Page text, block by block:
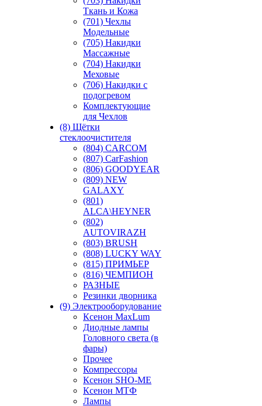
Ткань и Кожа
(701) Чехлы
Модельные
(705) Накидки
Массажные
(704) Накидки
Меховые
(706) Накидки с
подогревом
Комплектующие
для Чехлов
(8) Щётки
стеклоочистителя
(804) CARCOM
(807) CarFashion
(806) GOODYEAR
(809) NEW
GALAXY
(801)
ALCA\HEYNER
(802)
AUTOVIRAZH
(803) BRUSH
(808) LUCKY WAY
(815) ПРИМЬЕР
(816) ЧЕМПИОН
РАЗНЫЕ
Резинки дворника
(9) Электрооборудование
Ксенон MaxLum
Диодные лампы
Головного света (в
фары)
Прочее
Компрессоры
Ксенон SHO-ME
Ксенон МТФ
Лампы